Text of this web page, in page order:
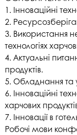
1. Інноваційні
2.
3. Використання
технологіях
4. Актуальні
продуктів.
5. Обладнання та
6. Інноваційні
харчових
7. Інновації в
Робочі мови